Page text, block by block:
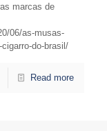
marcas de
06/as-musas-
do-brasil/
Read more